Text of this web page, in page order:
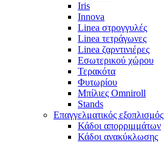
Iris
Innova
Linea στρογγυλές
Linea τετράγωνες
Linea ζαρντινιέρες
Εσωτερικού χώρου
Τερακότα
Φυτωρίου
Μπίλιες Omniroll
Stands
Επαγγελματικός εξοπλισμός
Κάδοι απορριμμάτων
Κάδοι ανακύκλωσης